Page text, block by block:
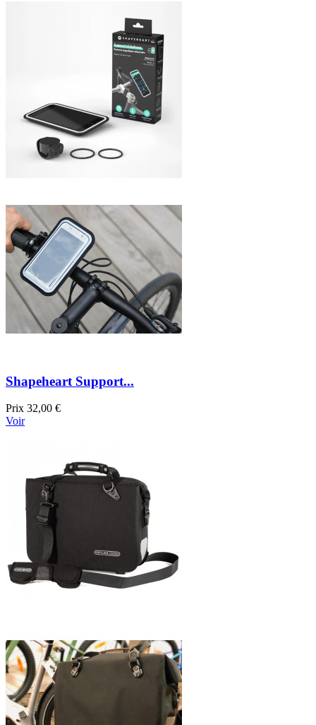
Shapeheart Support...
Prix 32,00 €
Voir